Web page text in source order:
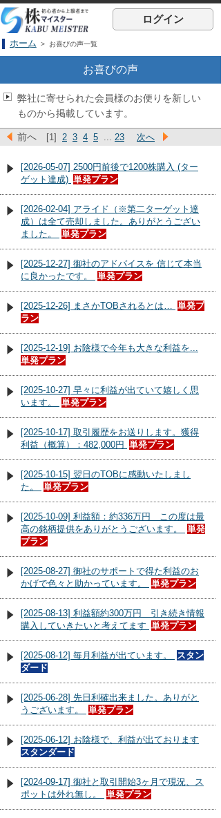
ログイン
ホーム > お喜びの声一覧
お喜びの声
弊社に寄せられた会員様のお便りを新しい
ものから掲載しています。
前へ [1] 2 3 4 5 ... 23 次へ
[2026-05-07] 2500円前後で1200株購入 (ター
ゲット達成) 単発プラン
[2026-02-04] アライド（※第二ターゲット達
成）は全て売却しました。ありがとうござい
ました。
単発プラン
[2025-12-27] 御社のアドバイスを 信じて本当
に良かったです。
単発プラン
[2025-12-26] まさかTOBされるとは… 単発プ
ラン
[2025-12-19] お陰様で今年も大きな利益を...
単発プラン
[2025-10-27] 早々に利益が出ていて嬉しく思
います。
単発プラン
[2025-10-17] 取引履歴をお送りします。獲得
利益（概算）：482,000円 単発プラン
[2025-10-15] 翌日のTOBに感動いたしまし
た。
単発プラン
[2025-10-09] 利益額：約336万円 この度は最
高の銘柄提供をありがとうございます。
単発
プラン
[2025-08-27] 御社のサポートで得た利益のお
かげで色々と助かっています。
単発プラン
[2025-08-13] 利益額約300万円 引き続き情報
購入していきたいと考えてます 単発プラン
[2025-08-12] 毎月利益が出ています。
スタン
ダード
[2025-06-28] 先日利確出来ました。ありがと
うございます。
単発プラン
[2025-06-12] お陰様で、利益が出ております
スタンダード
[2024-09-17] 御社と取引開始3ヶ月で現況、ス
ポットは外れ無し。
単発プラン